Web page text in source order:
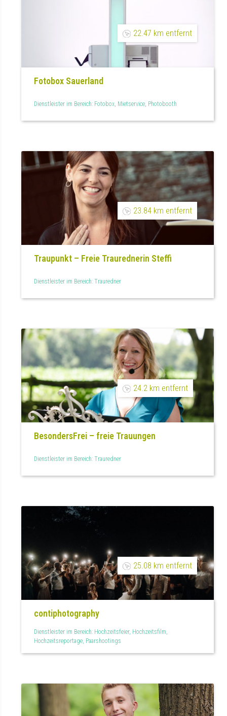
22.47 km entfernt
Fotobox Sauerland
Dienstleister im Bereich: Fotobox, Mietservice, Photobooth
23.84 km entfernt
Traupunkt – Freie Traurednerin Steffi
Dienstleister im Bereich: Trauredner
24.2 km entfernt
BesondersFrei – freie Trauungen
Dienstleister im Bereich: Trauredner
25.08 km entfernt
contiphotography
Dienstleister im Bereich: Hochzeitsfeier, Hochzeitsfilm,
Hochzeitsreportage, Paarshootings